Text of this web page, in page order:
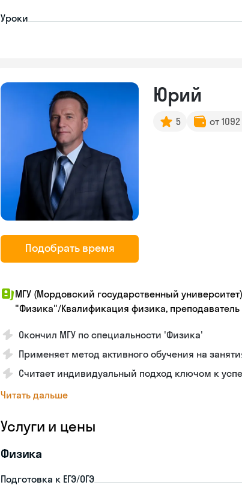
Уроки
Подобрать время
Юрий
5 от
МГУ (Мордовский государственный
"Физика"/Квалификация физика, преподаватель
Окончил МГУ по специальности 'Физика'
Применяет метод активного обучения на
Считает индивидуальный подход ключом к
Читать дальше
Услуги и цены
Физика
Подготовка к ЕГЭ/ОГЭ